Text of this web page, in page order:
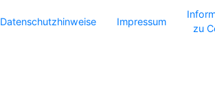
Datenschutzhinweise Impressum
zu